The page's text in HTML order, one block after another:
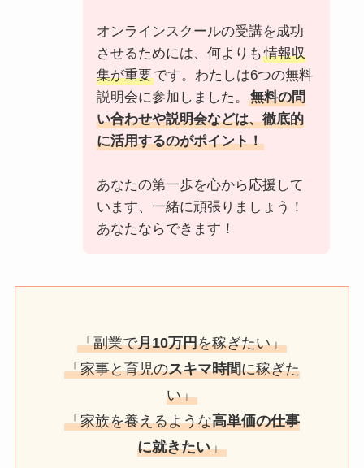
オンラインスクールの受講を成功
させるためには、何よりも 情報収
集が重要です。わたしは6つの無料
説明会に参加しました。
無料の問
い合わせや説明会などは、徹底的
に活用するのがポイント！
あなたの第一歩を心から応援して
います、一緒に頑張りましょう！
あなたならできます！
「副業で月10万円を稼ぎたい」
「家事と育児のスキマ時間に稼ぎた
い」
「家族を養えるような高単価の仕事
に就きたい」